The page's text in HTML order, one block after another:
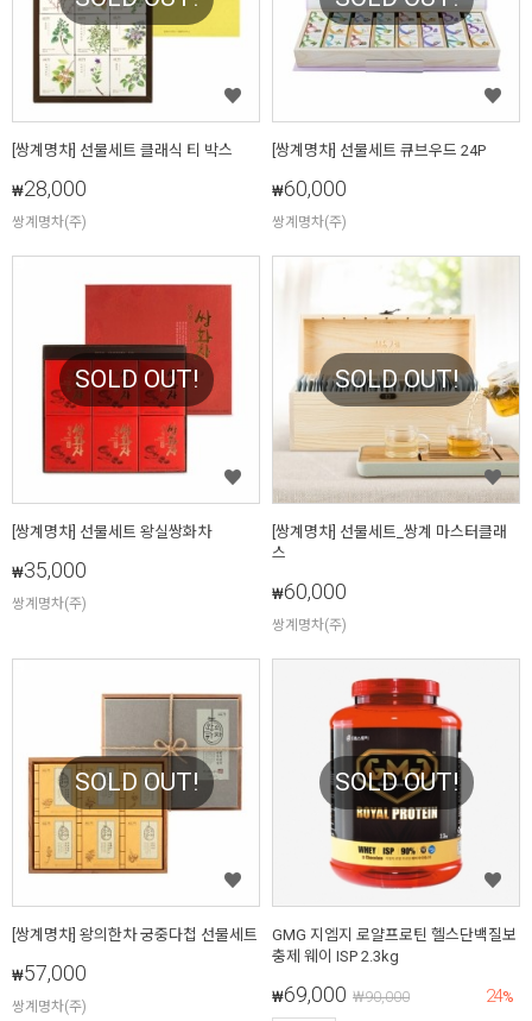
[쌍계명차] 선물세트 클래식 티 박스
₩28,000
쌍계명차(주)
[쌍계명차] 선물세트 큐브우드 24P
₩60,000
쌍계명차(주)
SOLD OUT!
[쌍계명차] 선물세트 왕실쌍화차
₩35,000
쌍계명차(주)
SOLD OUT!
[쌍계명차] 선물세트_쌍계 마스터클래
스
₩60,000
쌍계명차(주)
SOLD OUT!
[쌍계명차] 왕의한차 궁중다첩 선물세트
₩57,000
쌍계명차(주)
SOLD OUT!
GMG 지엠지 로얄프로틴 헬스단백질보
충제 웨이 ISP 2.3kg
₩69,000 ₩90,000 24%